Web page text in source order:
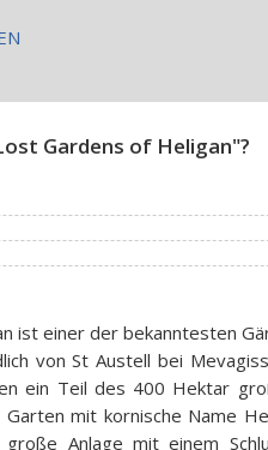
Gardens of Heligan"?
ist einer der bekanntesten
von St Austell bei
ein Teil des 400 Hektar
mit kornische Name
Anlage mit einem